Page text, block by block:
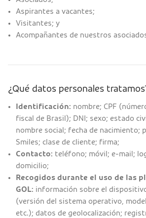
Aspirantes a vacantes;
Visitantes; y
Acompañantes de nuestros
¿Qué datos personales
Identificación: nombre; CPF
fiscal de Brasil); DNI; sexo; estado
nombre social; fecha de nacimiento;
Smiles; clase de cliente; firma;
Contacto: teléfono; móvil; e-mail;
domicilio;
Recogidos durante el uso de las
GOL: información sobre el
(versión del sistema operativo,
etc.); datos de geolocalización;